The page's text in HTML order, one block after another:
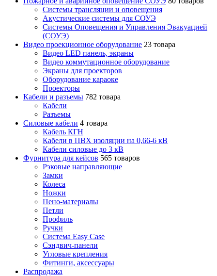
Cистемы трансляции и оповещения
Акустические системы для СОУЭ
Системы Оповещения и Управления Эвакуацией
(СОУЭ)
Видео проекционное оборудование 23 товара
Видео LED панель, экраны
Видео коммутационное оборудование
Экраны для проекторов
Оборудование караоке
Проекторы
Кабели и разъемы 782 товара
Кабели
Разъемы
Силовые кабели 4 товара
Кабель КГН
Кабели в ПВХ изоляции на 0,66-6 кВ
Кабели силовые до 3 кВ
Фурнитура для кейсов 565 товаров
Рэковые направляющие
Замки
Колеса
Ножки
Пено-материалы
Петли
Профиль
Ручки
Система Easy Case
Сэндвич-панели
Угловые крепления
Фитинги, аксессуары
Распродажа